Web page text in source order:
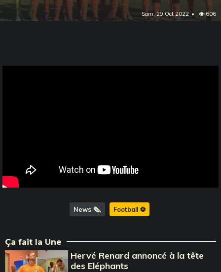
Sam, 29 Oct 2022 606
News 🗞️ Football ⚽️
Ça fait la Une
Hervé Renard annoncé à la tête
des Eléphants